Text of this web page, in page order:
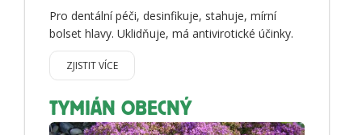
Pro dentální péči, desinfikuje, stahuje, mírní
bolset hlavy. Uklidňuje, má antivirotické účinky.
ZJISTIT VÍCE
TYMIÁN OBECNÝ